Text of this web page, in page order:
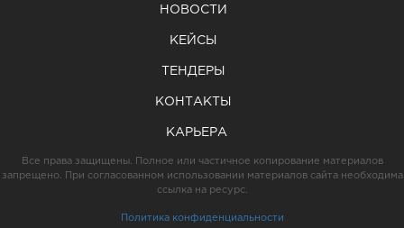
НОВОСТИ
КЕЙСЫ
ТЕНДЕРЫ
КОНТАКТЫ
КАРЬЕРА
Все права защищены. Полное или частичное копирование материалов
запрещено. При согласованном использовании материалов сайта необходима
ссылка на ресурс.
Политика конфиденциальности